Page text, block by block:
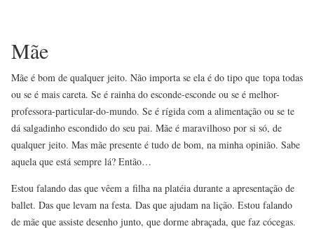
Mãe
Mãe é bom de qualquer jeito. Não importa se ela é do tipo que topa todas
ou se é mais careta. Se é rainha do esconde-esconde ou se é melhor-
professora-particular-do-mundo. Se é rígida com a alimentação ou se te
dá salgadinho escondido do seu pai. Mãe é maravilhoso por si só, de
qualquer jeito. Mas mãe presente é tudo de bom, na minha opinião. Sabe
aquela que está sempre lá? Então…
Estou falando das que vêem a filha na platéia durante a apresentação de
ballet. Das que levam na festa. Das que ajudam na lição. Estou falando
de mãe que assiste desenho junto, que dorme abraçada, que faz cócegas.